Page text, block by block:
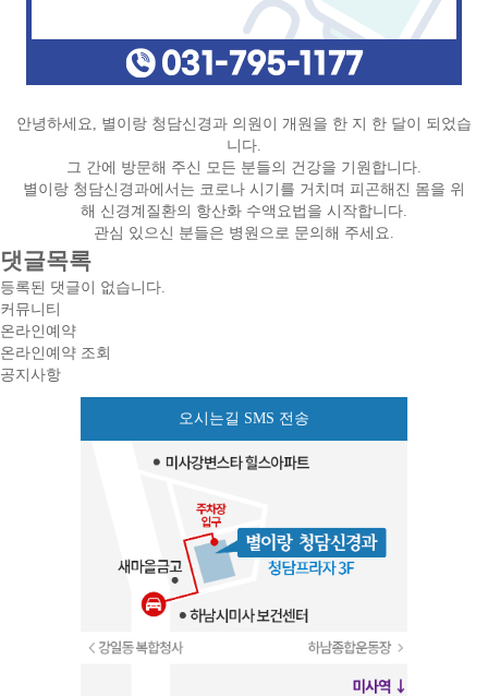
안녕하세요, 별이랑 청담신경과 의원이 개원을 한 지 한 달이 되었습
니다.
그 간에 방문해 주신 모든 분들의 건강을 기원합니다.
별이랑 청담신경과에서는 코로나 시기를 거치며 피곤해진 몸을 위
해 신경계질환의 항산화 수액요법을 시작합니다.
관심 있으신 분들은 병원으로 문의해 주세요.
댓글목록
등록된 댓글이 없습니다.
커뮤니티
온라인예약
온라인예약 조회
공지사항
오시는길 SMS 전송